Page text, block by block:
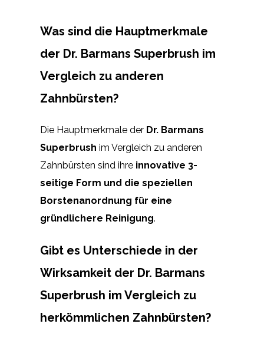
Was sind die Hauptmerkmale
der Dr. Barmans Superbrush im
Vergleich zu anderen
Zahnbürsten?
Die Hauptmerkmale der Dr. Barmans
Superbrush im Vergleich zu anderen
Zahnbürsten sind ihre innovative 3-
seitige Form und die speziellen
Borstenanordnung für eine
gründlichere Reinigung.
Gibt es Unterschiede in der
Wirksamkeit der Dr. Barmans
Superbrush im Vergleich zu
herkömmlichen Zahnbürsten?